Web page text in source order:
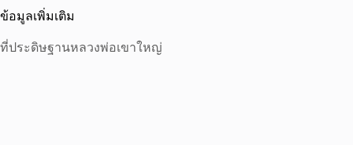
ข้อมูลเพิ่มเติม
ที่ประดิษฐานหลวงพ่อเขาใหญ่